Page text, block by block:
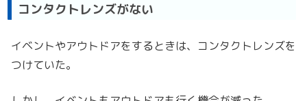
コンタクトレンズがない
イベントやアウトドアをするときは、コンタクトレンズを
つけていた。